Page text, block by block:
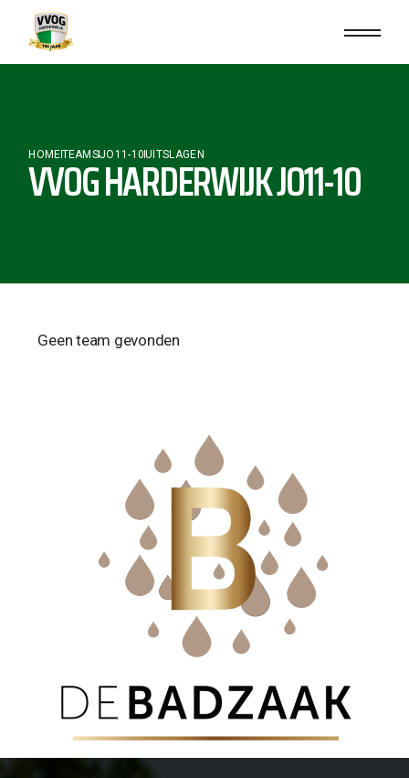
HOMETEAMSJO11-10UITSLAGEN
VVOG HARDERWIJK JO11-10
Geen team gevonden